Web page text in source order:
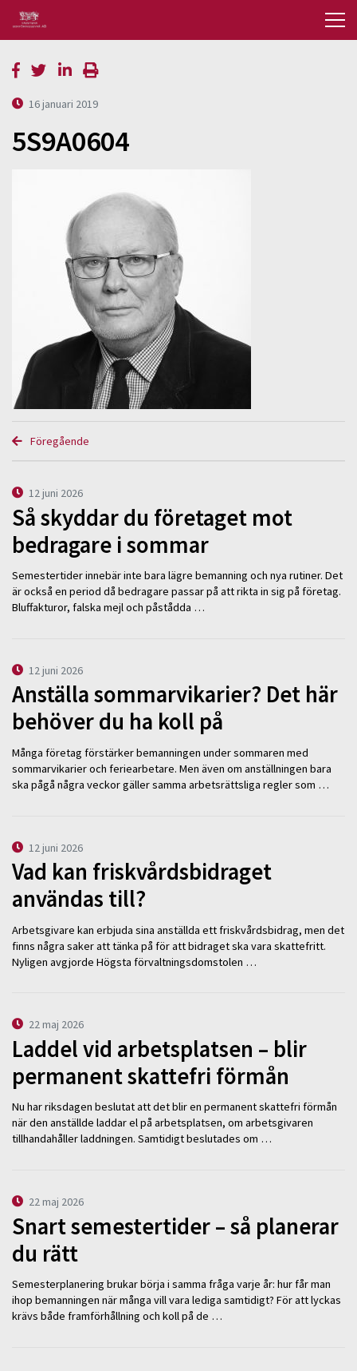
16 januari 2019
5S9A0604
Föregående
12 juni 2026
Så skyddar du företaget mot
bedragare i sommar
Semestertider innebär inte bara lägre bemanning och nya rutiner. Det
är också en period då bedragare passar på att rikta in sig på företag.
Bluffakturor, falska mejl och påstådda …
12 juni 2026
Anställa sommarvikarier? Det här
behöver du ha koll på
Många företag förstärker bemanningen under sommaren med
sommarvikarier och feriearbetare. Men även om anställningen bara
ska pågå några veckor gäller samma arbetsrättsliga regler som …
12 juni 2026
Vad kan friskvårdsbidraget
användas till?
Arbetsgivare kan erbjuda sina anställda ett friskvårdsbidrag, men det
finns några saker att tänka på för att bidraget ska vara skattefritt.
Nyligen avgjorde Högsta förvaltningsdomstolen …
22 maj 2026
Laddel vid arbetsplatsen – blir
permanent skattefri förmån
Nu har riksdagen beslutat att det blir en permanent skattefri förmån
när den anställde laddar el på arbetsplatsen, om arbetsgivaren
tillhandahåller laddningen. Samtidigt beslutades om …
22 maj 2026
Snart semestertider – så planerar
du rätt
Semesterplanering brukar börja i samma fråga varje år: hur får man
ihop bemanningen när många vill vara lediga samtidigt? För att lyckas
krävs både framförhållning och koll på de …